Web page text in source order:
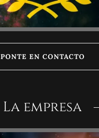
PONTE EN CONTACTO
La empresa